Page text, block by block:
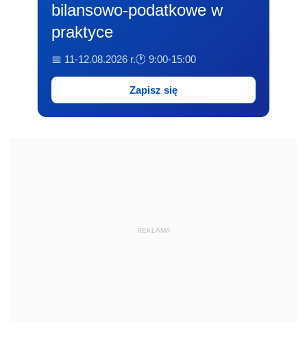
bilansowo-podatkowe w
praktyce
📅 11-12.08.2026 r.🕐 9:00-15:00
Zapisz się
REKLAMA